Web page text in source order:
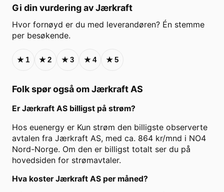
Gi din vurdering avJærkraft
Hvor fornøyd er du med leverandøren? Én stemme
per besøkende.
★ 1 ★2 ★3 ★4 ★5
Folk spør også omJærkraft AS
ErJærkraft AS billigst på strøm?
Hos euenergy er Kun strøm den billigste observerte
avtalen fra Jærkraft AS, med ca. 864 kr/mnd i NO4
Nord-Norge. Om den er billigst totalt ser du på
hovedsiden for strømavtaler.
Hva kosterJærkraft AS per måned?